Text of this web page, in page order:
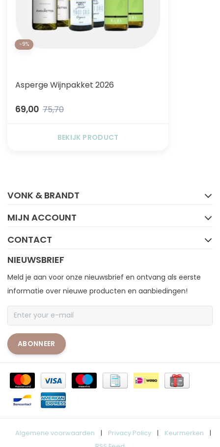
-9%
Asperge Wijnpakket 2026
69,00 75,70
BEKIJK PRODUCT
VONK & BRANDT
MIJN ACCOUNT
CONTACT
NIEUWSBRIEF
Meld je aan voor onze nieuwsbrief en ontvang als eerste
informatie over nieuwe producten en aanbiedingen!
ABONNEER
Algemene voorwaarden | Privacy Policy | Keurmerken
|